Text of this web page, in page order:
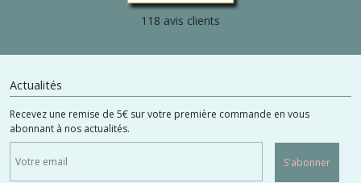
118 avis clients
Actualités
Recevez une remise de 5€ sur votre première commande en vous
abonnant à nos actualités.
S'abonner